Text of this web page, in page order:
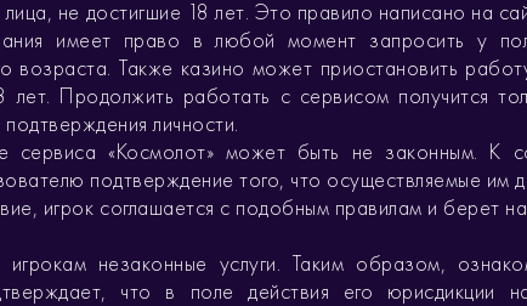
не достигшие 18 лет. Это правило написано на
имеет право в любой момент запросить у
возраста. Также казино может приостановить
Продолжить работать с сервисом получится
личности.
сервиса «Космолот» может быть не законным. К
подтверждение того, что осуществляемые им
игрок соглашается с подобным правилам и берет
незаконные услуги. Таким образом,
что в поле действия его юрисдикции